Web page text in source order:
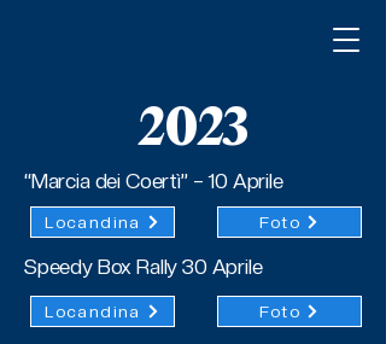
2023
“Marcia dei Coertì” – 10 Aprile
Locandina Foto
Speedy Box Rally 30 Aprile
Locandina Foto